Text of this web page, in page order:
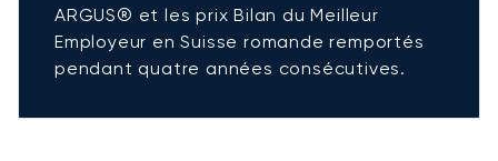
ARGUS® et les prix Bilan du Meilleur
Employeur en Suisse romande remportés
pendant quatre années consécutives.